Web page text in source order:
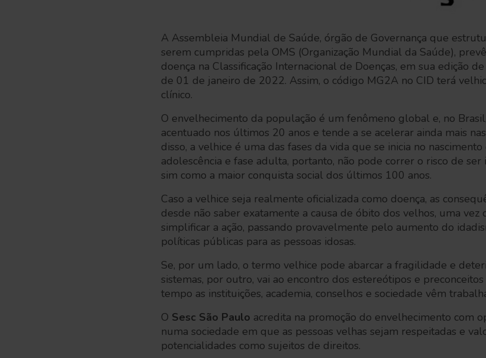
A Assembleia Mundial de Saúde, órgão de Governança que
serem cumpridas pela OMS (Organização Mundial da Saúde),
doença na Classificação Internacional de Doenças, em sua edição
de 01 de janeiro de 2022. Assim, o código MG2A no CID terá
clínico.
O envelhecimento da população é um fenômeno global e, no
acentuado nos últimos 20 anos e tende a se acelerar ainda mais
disso, a velhice é uma das fases da vida que se inicia no
adolescência e fase adulta, portanto, não pode correr o risco de
sim como a maior conquista social dos últimos 100 anos.
Caso a velhice seja realmente oficializada como doença, as
desde não saber exatamente a causa de óbito dos velhos, uma
simplificar a ação, passando provavelmente pelo aumento do
políticas públicas para as pessoas idosas.
Se, por um lado, o termo velhice pode abarcar a fragilidade e
sistemas, por outro, vai ao encontro dos estereótipos e
tempo as instituições, academia, conselhos e sociedade vêm
O Sesc São Paulo acredita na promoção do envelhecimento com
numa sociedade em que as pessoas velhas sejam respeitadas e
potencialidades como sujeitos de direitos.